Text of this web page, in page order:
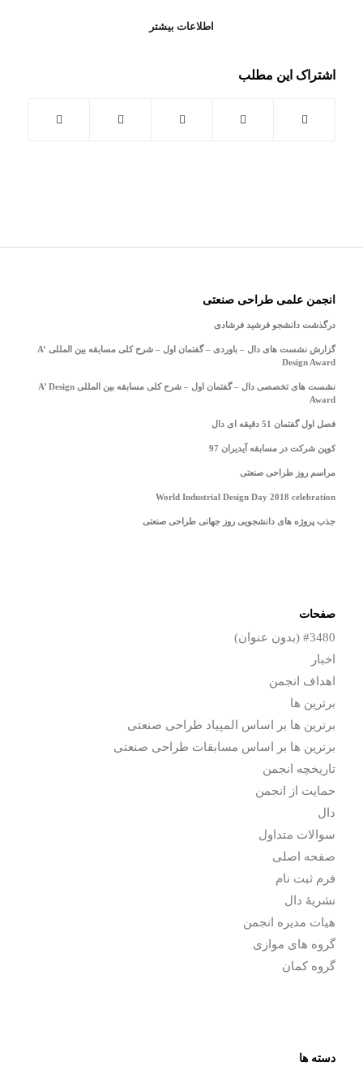
اطلاعات بیشتر
اشتراک این مطلب
انجمن علمی طراحی صنعتی
درگذشت دانشجو فرشید فرشادی
گزارش نشست های دال – باوردی – گفتمان اول – شرح کلی مسابقه بین المللی A’
Design Award
نشست های تخصصی دال – گفتمان اول – شرح کلی مسابقه بین المللی A’ Design
Award
فصل اول گفتمان 51 دقیقه ای دال
کوپن شرکت در مسابقه آیدیران 97
مراسم روز طراحی صنعتی
World Industrial Design Day 2018 celebration
جذب پروژه های دانشجویی روز جهانی طراحی صنعتی
صفحات
#3480 (بدون عنوان)
اخبار
اهداف انجمن
برترین ها
برترین ها بر اساس المپیاد طراحی صنعتی
برترین ها بر اساس مسابقات طراحی صنعتی
تاریخچه انجمن
حمایت از انجمن
دال
سوالات متداول
صفحه اصلی
فرم ثبت نام
نشریۀ دال
هیات مدیره انجمن
گروه های موازی
گروه کمان
دسته ها